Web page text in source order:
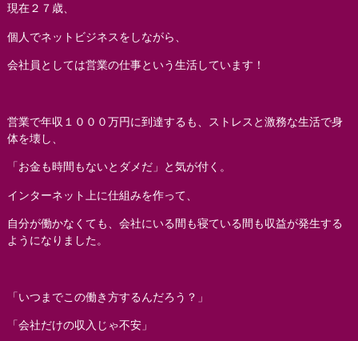
現在２７歳、
個人でネットビジネスをしながら、
会社員としては営業の仕事という生活しています！
営業で年収１０００万円に到達するも、ストレスと激務な生活で身
体を壊し、
「お金も時間もないとダメだ」と気が付く。
インターネット上に仕組みを作って、
自分が働かなくても、会社にいる間も寝ている間も収益が発生する
ようになりました。
「いつまでこの働き方するんだろう？」
「会社だけの収入じゃ不安」